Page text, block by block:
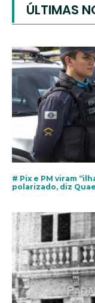
ÚLTIMAS
# Pix e PM viram
polarizado, diz